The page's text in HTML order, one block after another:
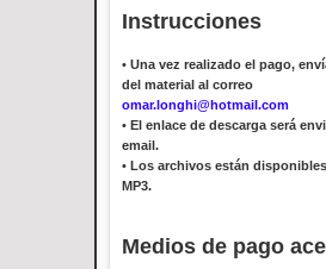
Instrucciones
• Una vez realizado el pago,
del material al correo
omar.longhi@hotmail.com
• El enlace de descarga será
email.
• Los archivos están
MP3.
Medios de pago